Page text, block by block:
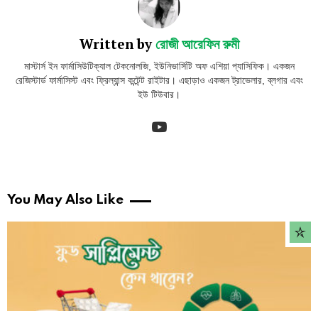
Written byরোজী আরেফিন রুমী
মাস্টার্স ইন ফার্মাসিউটিক্যাল টেকনোলজি, ইউনিভার্সিটি অফ এশিয়া প্যাসিফিক। একজন
রেজিস্টার্ড ফার্মাসিস্ট এবং ফ্রিল্যান্স কন্টেন্ট রাইটার। এছাড়াও একজন ট্রাভেলার, ব্লগার এবং
ইউ টিউবার।
You May Also Like